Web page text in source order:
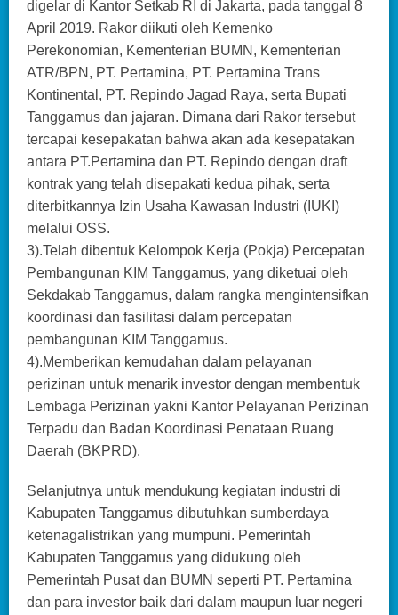
digelar di Kantor Setkab RI di Jakarta, pada tanggal 8
April 2019. Rakor diikuti oleh Kemenko
Perekonomian, Kementerian BUMN, Kementerian
ATR/BPN, PT. Pertamina, PT. Pertamina Trans
Kontinental, PT. Repindo Jagad Raya, serta Bupati
Tanggamus dan jajaran. Dimana dari Rakor tersebut
tercapai kesepakatan bahwa akan ada kesepatakan
antara PT.Pertamina dan PT. Repindo dengan draft
kontrak yang telah disepakati kedua pihak, serta
diterbitkannya Izin Usaha Kawasan Industri (IUKI)
melalui OSS.
3).Telah dibentuk Kelompok Kerja (Pokja) Percepatan
Pembangunan KIM Tanggamus, yang diketuai oleh
Sekdakab Tanggamus, dalam rangka mengintensifkan
koordinasi dan fasilitasi dalam percepatan
pembangunan KIM Tanggamus.
4).Memberikan kemudahan dalam pelayanan
perizinan untuk menarik investor dengan membentuk
Lembaga Perizinan yakni Kantor Pelayanan Perizinan
Terpadu dan Badan Koordinasi Penataan Ruang
Daerah (BKPRD).
Selanjutnya untuk mendukung kegiatan industri di
Kabupaten Tanggamus dibutuhkan sumberdaya
ketenagalistrikan yang mumpuni. Pemerintah
Kabupaten Tanggamus yang didukung oleh
Pemerintah Pusat dan BUMN seperti PT. Pertamina
dan para investor baik dari dalam maupun luar negeri